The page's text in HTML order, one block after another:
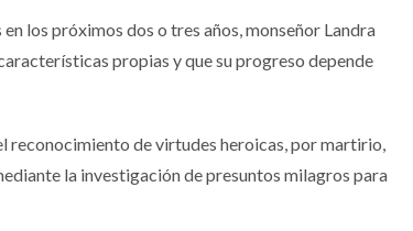
los próximos dos o tres años, monseñor Landra
propias y que su progreso depende
reconocimiento de virtudes heroicas, por martirio,
la investigación de presuntos milagros para